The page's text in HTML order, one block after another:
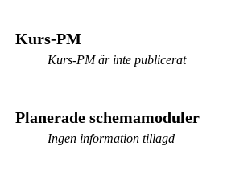
Kurs-PM
Kurs-PM är inte publicerat
Planerade schemamoduler
Ingen information tillagd